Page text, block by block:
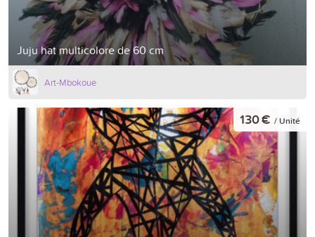
Juju hat multicolore de 60 cm
Art-Mbokoue
130 € / Unité